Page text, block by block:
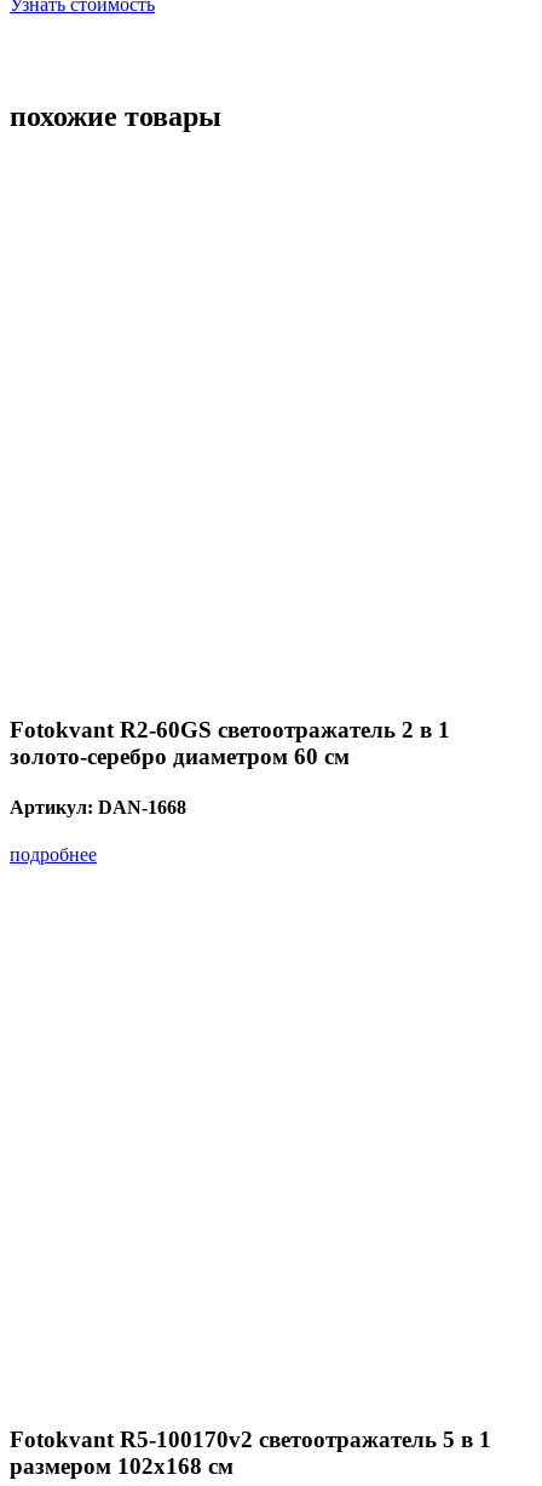
похожие товары
Fotokvant R2-60GS светоотражатель 2 в 1
золото-серебро диаметром 60 см
Артикул: DAN-1668
подробнее
Fotokvant R5-100170v2 светоотражатель 5 в 1
размером 102х168 см